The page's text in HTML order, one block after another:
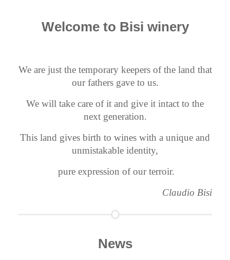
Welcome to Bisi winery
We are just the temporary keepers of the land that
our fathers gave to us.
We will take care of it and give it intact to the
next generation.
This land gives birth to wines with a unique and
unmistakable identity,
pure expression of our terroir.
Claudio Bisi
News